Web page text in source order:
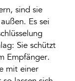
sind sie
Es sei
Sie schützt
Empfänger.
mit einer